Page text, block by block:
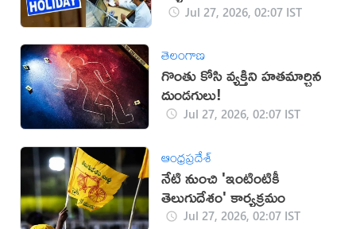
Jul 27, 2026, 02:07 IST
తెలంగాణ
గొంతు కోసి వ్యక్తిని హతమార్చిన
దుండగులు!
Jul 27, 2026, 02:07 IST
ఆంధ్రప్రదేశ్
నేటి నుంచి 'ఇంటింటికీ
తెలుగుదేశం' కార్యక్రమం
Jul 27, 2026, 02:07 IST